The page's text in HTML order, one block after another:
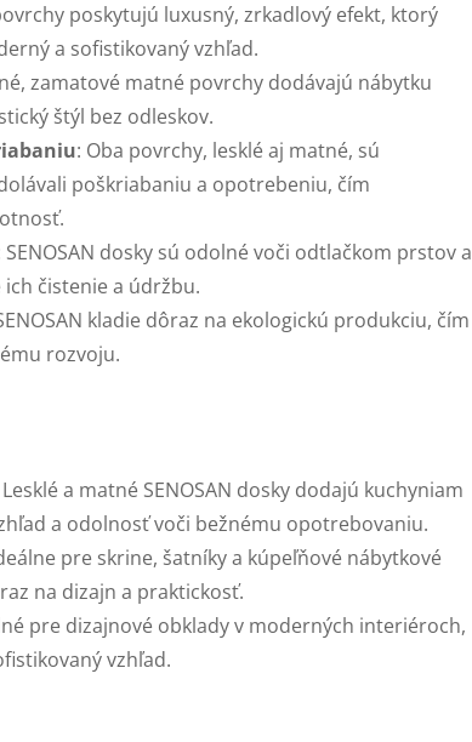
poskytujú luxusný, zrkadlový efekt, ktorý
a sofistikovaný vzhľad.
zamatové matné povrchy dodávajú nábytku
štýl bez odleskov.
: Oba povrchy, lesklé aj matné, sú
poškriabaniu a opotrebeniu, čím
SENOSAN dosky sú odolné voči odtlačkom prstov a
čistenie a údržbu.
kladie dôraz na ekologickú produkciu, čím
rozvoju.
Lesklé a matné SENOSAN dosky dodajú kuchyniam
a odolnosť voči bežnému opotrebovaniu.
pre skrine, šatníky a kúpeľňové nábytkové
na dizajn a praktickosť.
pre dizajnové obklady v moderných interiéroch,
vzhľad.